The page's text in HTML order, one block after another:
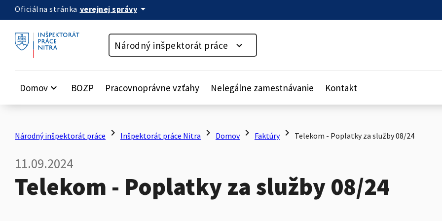
Preskočiť na obsah
Oficiálna stránka verejnej správy arrow_drop_down
Národný inšpektorát práce
Domov keyboard_arrow_down BOZP Pracovnoprávne vzťahy Nelegálne zamestnávanie Kontakt
Národný inšpektorát práce chevron_right Inšpektorát práce Nitra chevron_right Domov chevron_right Faktúry chevron_right Telekom - Poplatky za služby 08/24
11.09.2024
Telekom - Poplatky za služby 08/24